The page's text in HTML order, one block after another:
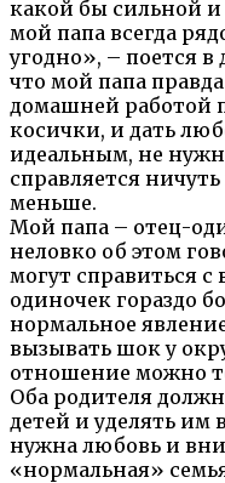
какой бы сильной и
мой папа всегда
угодно», – поется в
что мой папа
домашней работой
косички, и дать
идеальным, не
справляется
меньше.
Мой папа – отец-
неловко об этом
могут справиться
одиночек гораздо
нормальное
вызывать шок у
отношение можно
Оба родителя
детей и уделять им
нужна любовь и
«нормальная»